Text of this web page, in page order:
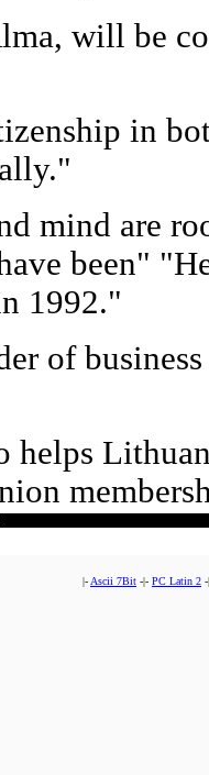
will be
in
mind are
been"
1992."
of
helps
|- Ascii 7Bit -|- PC Latin 2